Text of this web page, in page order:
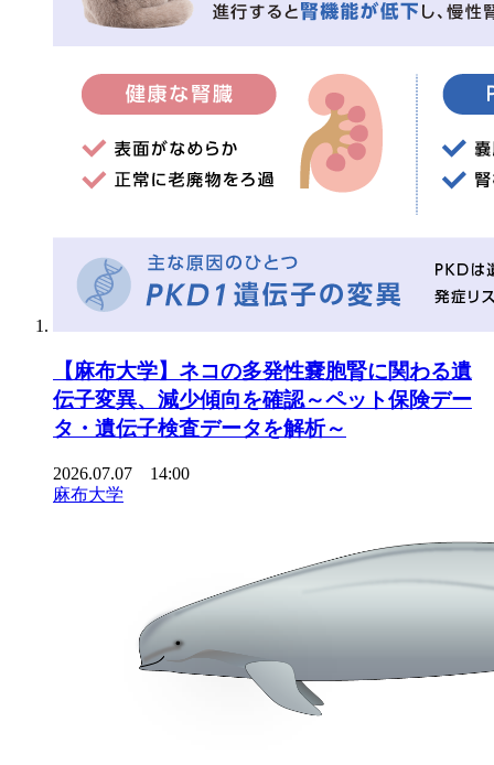
【麻布大学】ネコの多発性嚢胞腎に関わる遺
伝子変異、減少傾向を確認～ペット保険デー
タ・遺伝子検査データを解析～
2026.07.07 14:00
麻布大学